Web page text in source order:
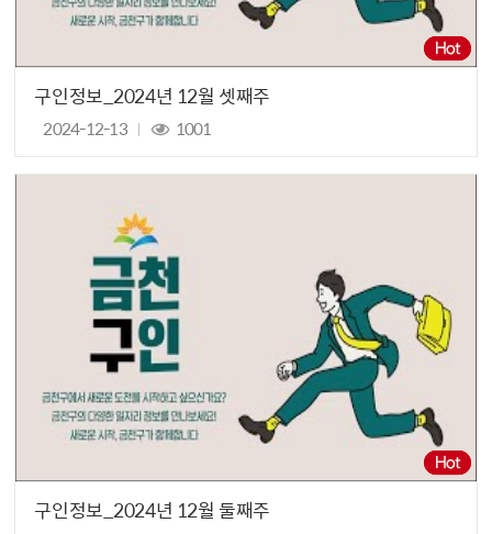
구인정보_2024년 12월 셋째주
2024-12-13 1001
구인정보_2024년 12월 둘째주